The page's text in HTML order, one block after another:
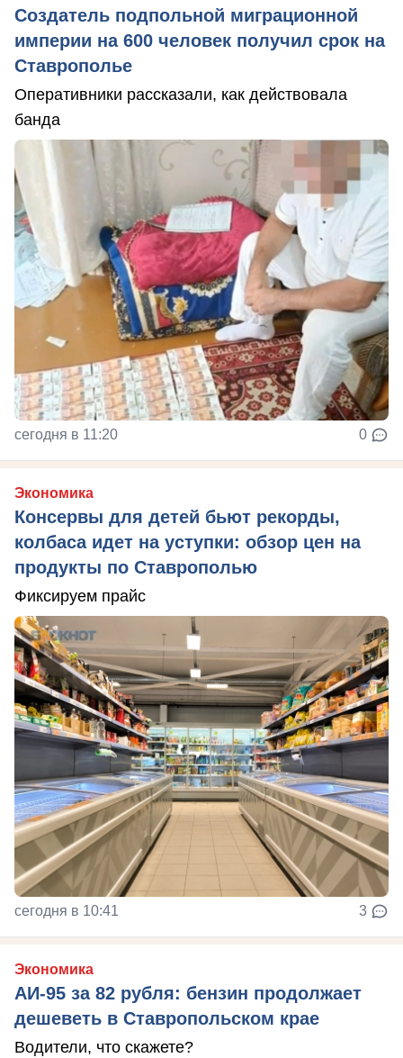
Создатель подпольной миграционной
империи на 600 человек получил срок на
Ставрополье
Оперативники рассказали, как действовала
банда
сегодня в 11:20 0
Экономика
Консервы для детей бьют рекорды,
колбаса идет на уступки: обзор цен на
продукты по Ставрополью
Фиксируем прайс
сегодня в 10:41 3
Экономика
АИ-95 за 82 рубля: бензин продолжает
дешеветь в Ставропольском крае
Водители, что скажете?